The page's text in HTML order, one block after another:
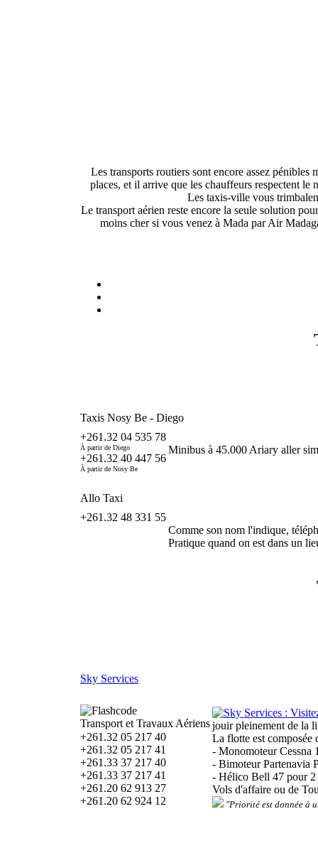
Les transports routiers sont encore assez
places, et il arrive que les chauffeurs respectent le
Les taxis-ville vous
Le transport aérien reste encore la seule solution
moins cher si vous venez à Mada par Air
Taxis Nosy Be - Diego
+261.32 04 535 78
À partir de Diego
+261.32 40 447 56
À partir de Nosy Be
Minibus à 45.000 Ariary aller
Allo Taxi
+261.32 48 331 55
Comme son nom l'indique,
Pratique quand on est dans un
Sky Services
Transport et Travaux Aériens
+261.32 05 217 40
+261.32 05 217 41
+261.33 37 217 40
+261.33 37 217 41
+261.20 62 913 27
+261.20 62 924 12
jouir pleinement de la
La flotte est composée
- Monomoteur Cessna
- Bimoteur Partenavia
- Hélico Bell 47 pour 2
Vols d'affaire ou de
"Priorité est donnée à